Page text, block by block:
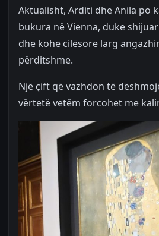
Aktualisht, Arditi dhe Anila po
bukura në Vienna, duke
dhe kohe cilësore larg
përditshme.
Një çift që vazhdon të
vërtetë vetëm forcohet me